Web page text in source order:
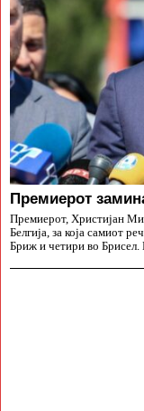
Премиерот
Премиерот, Христијан
Белгија, за која самиот
Бриж и четири во Брисел.